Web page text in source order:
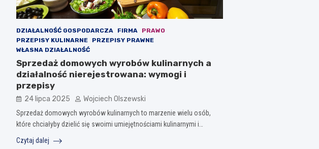
DZIAŁALNOŚĆ GOSPODARCZA FIRMA
PRAWO
PRZEPISY KULINARNE
PRZEPISY PRAWNE
WŁASNA DZIAŁALNOŚĆ
Sprzedaż domowych wyrobów kulinarnych a
działalność nierejestrowana: wymogi i
przepisy
24 lipca 2025 Wojciech Olszewski
Sprzedaż domowych wyrobów kulinarnych to marzenie wielu osób,
które chciałyby dzielić się swoimi umiejętnościami kulinarnymi i…
Czytaj dalej